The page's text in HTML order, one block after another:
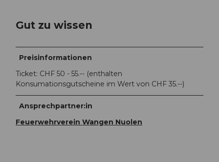
Gut zu wissen
Preisinformationen
Ticket: CHF 50 - 55.-- (enthalten
Konsumationsgutscheine im Wert von CHF 35.--)
Ansprechpartner:in
Feuerwehrverein Wangen Nuolen